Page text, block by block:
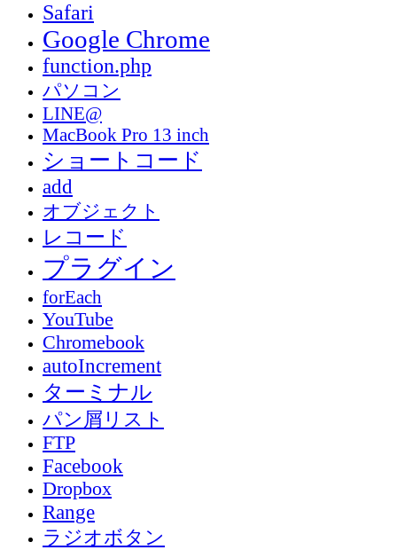
Safari
Google Chrome
function.php
パソコン
LINE@
MacBook Pro 13 inch
ショートコード
add
オブジェクト
レコード
プラグイン
forEach
YouTube
Chromebook
autoIncrement
ターミナル
パン屑リスト
FTP
Facebook
Dropbox
Range
ラジオボタン